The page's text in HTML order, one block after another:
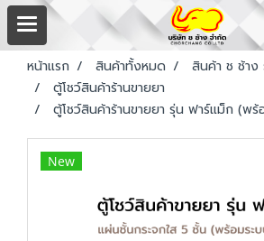
หน้าแรก สินค้าทั้งหมด
สินค้า ช ช้าง
ตู้โชว์สินค้าร้านขายยา
ตู้โชว์สินค้าร้านขายยา รุ่น ฟาร์แม็ก (พร้
New